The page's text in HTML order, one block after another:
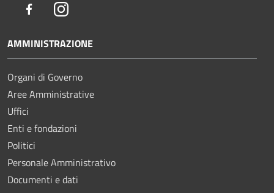
FacebookInstagram
AMMINISTRAZIONE
Organi di Governo
Aree Amministrative
Uffici
Enti e fondazioni
Politici
Personale Amministrativo
Documenti e dati